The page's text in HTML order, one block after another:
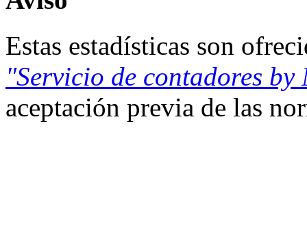
Estas estadísticas son
"Servicio de contadores by
aceptación previa de las